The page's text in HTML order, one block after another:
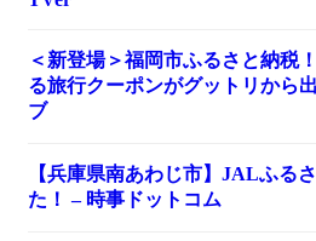
＜新登場＞福岡市ふるさと納税
る旅行クーポンがグットリから
ブ
【兵庫県南あわじ市】JALふる
た！ – 時事ドットコム